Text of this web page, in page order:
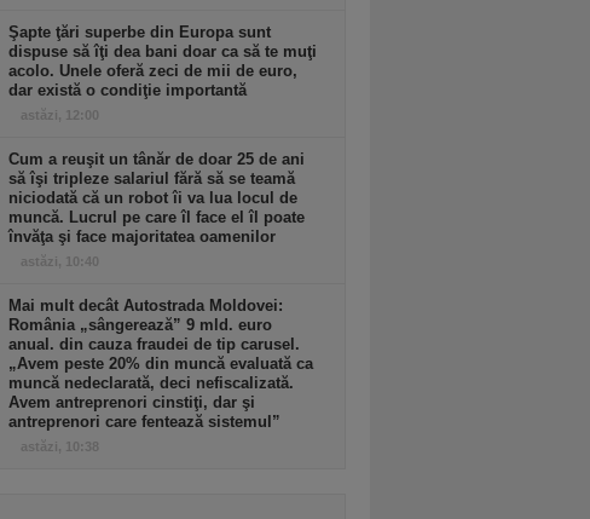
Şapte ţări superbe din Europa sunt
dispuse să îţi dea bani doar ca să te muţi
acolo. Unele oferă zeci de mii de euro,
dar există o condiţie importantă
astăzi, 12:00
Cum a reuşit un tânăr de doar 25 de ani
să îşi tripleze salariul fără să se teamă
niciodată că un robot îi va lua locul de
muncă. Lucrul pe care îl face el îl poate
învăţa şi face majoritatea oamenilor
astăzi, 10:40
Mai mult decât Autostrada Moldovei:
România „sângerează” 9 mld. euro
anual. din cauza fraudei de tip carusel.
„Avem peste 20% din muncă evaluată ca
muncă nedeclarată, deci nefiscalizată.
Avem antreprenori cinstiţi, dar şi
antreprenori care fentează sistemul”
astăzi, 10:38